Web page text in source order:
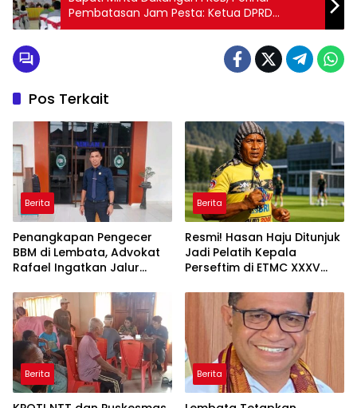
Pembatasan Jam Pesta: Ketua DPRD
Lembata Ingatkan Kancing Baju FKUB
Pos Terkait
Berita
Penangkapan Pengecer
BBM di Lembata, Advokat
Rafael Ingatkan Jalur
Berita
Resmi! Hasan Haju Ditunjuk
Jadi Pelatih Kepala
Perseftim di ETMC XXXV
Berita Berita